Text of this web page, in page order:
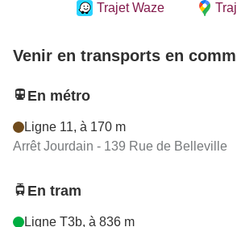
Trajet Waze
Venir en transports en
En métro
Ligne 11, à 170 m
Arrêt Jourdain - 139 Rue de Belleville
En tram
Ligne T3b, à 836 m